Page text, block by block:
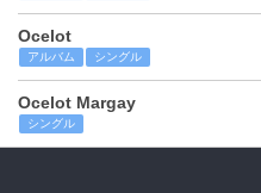
Ocelot
アルバム シングル
Ocelot Margay
シングル